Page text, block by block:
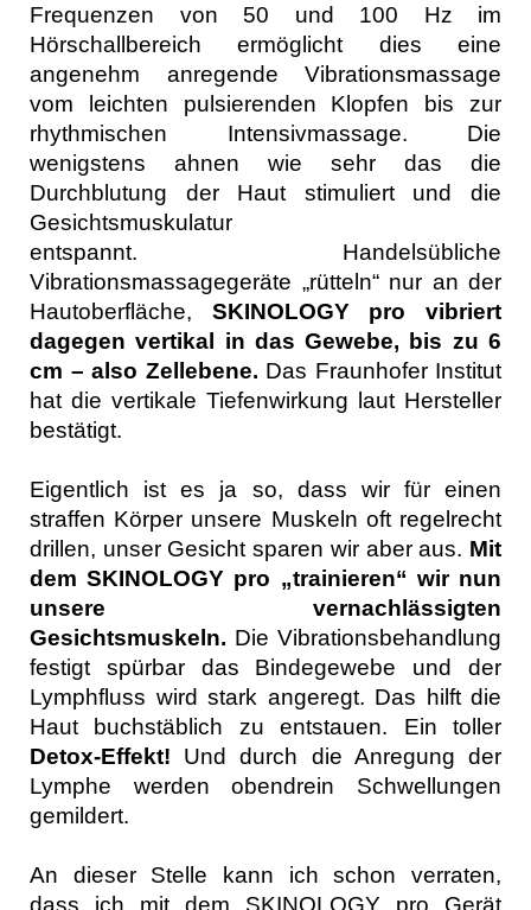
Frequenzen von 50 und 100 Hz im
Hörschallbereich ermöglicht dies eine
angenehm anregende Vibrationsmassage
vom leichten pulsierenden Klopfen bis zur
rhythmischen Intensivmassage. Die
wenigstens ahnen wie sehr das die
Durchblutung der Haut stimuliert und die
Gesichtsmuskulatur
entspannt. Handelsübliche
Vibrationsmassagegeräte „rütteln“ nur an der
Hautoberfläche, SKINOLOGY pro vibriert
dagegen vertikal in das Gewebe, bis zu 6
cm – also Zellebene. Das Fraunhofer Institut
hat die vertikale Tiefenwirkung laut Hersteller
bestätigt.
Eigentlich ist es ja so, dass wir für einen
straffen Körper unsere Muskeln oft regelrecht
drillen, unser Gesicht sparen wir aber aus. Mit
dem SKINOLOGY pro „trainieren“ wir nun
unsere vernachlässigten
Gesichtsmuskeln. Die Vibrationsbehandlung
festigt spürbar das Bindegewebe und der
Lymphfluss wird stark angeregt. Das hilft die
Haut buchstäblich zu entstauen. Ein toller
Detox-Effekt! Und durch die Anregung der
Lymphe werden obendrein Schwellungen
gemildert.
An dieser Stelle kann ich schon verraten,
dass ich mit dem SKINOLOGY pro Gerät